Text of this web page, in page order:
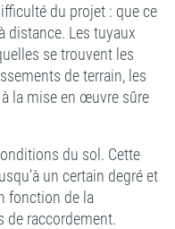
du projet : que ce
distance. Les tuyaux
se trouvent les
de terrain, les
la mise en œuvre sûre
du sol. Cette
un certain degré et
fonction de la
de raccordement.